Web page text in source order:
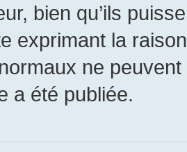
bien qu’ils
exprimant la
ne
a été publiée.